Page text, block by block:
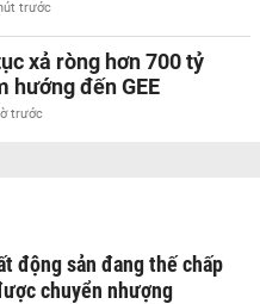
trước
xả ròng hơn 700 tỷ
hướng đến GEE
trước
động sản đang thế chấp
chuyển nhượng